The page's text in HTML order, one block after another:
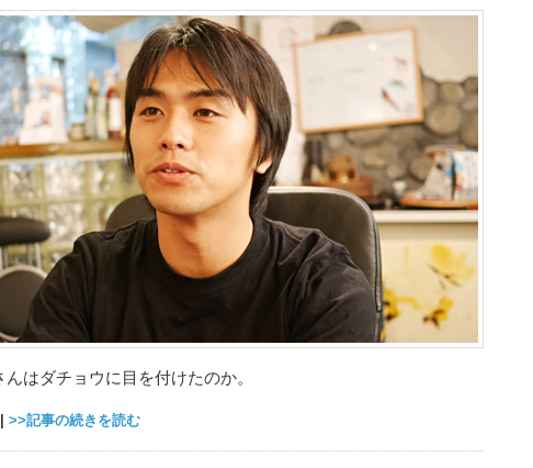
はダチョウに目を付けたのか。
>>記事の続きを読む